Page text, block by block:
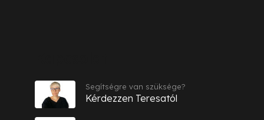
Segítségre van szüksége?
Kérdezzen Teresatól